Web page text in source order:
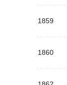
1859
1860